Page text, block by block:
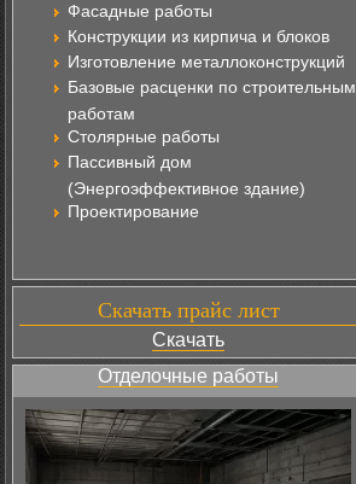
Фасадные работы
Конструкции из кирпича и блоков
Изготовление металлоконструкций
Базовые расценки по строительным
работам
Столярные работы
Пассивный дом
(Энергоэффективное здание)
Проектирование
Скачать прайс лист
Скачать
Отделочные работы